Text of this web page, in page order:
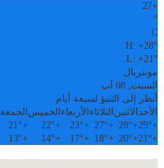
+
27
°
C
H:+28°
L:+21°
مونتريال
السبت, 08 آب
أنظر إلى التنبؤ لسبعة أيام
الأحدالاثنين الثلاثاء الأربعاء الخميس الجمعة
+
29°
+
28°
+
27°
+
23°
+
22°
+
21°
+
21°
+
20°
+
18°
+
17°
+
14°
+
13°